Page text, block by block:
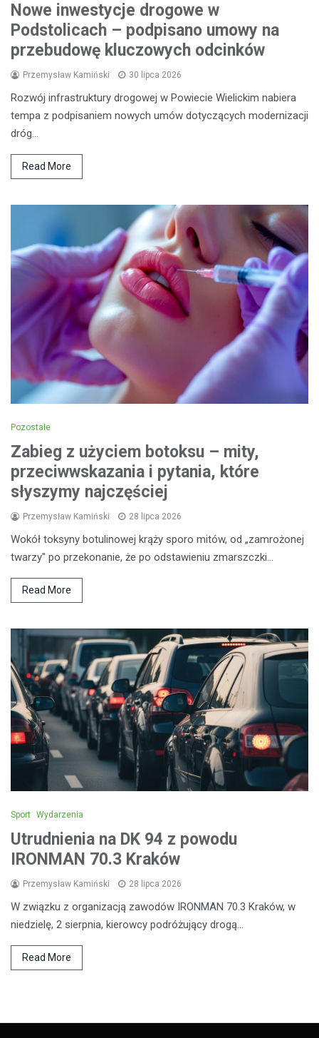
Nowe inwestycje drogowe w
Podstolicach – podpisano umowy na
przebudowę kluczowych odcinków
Przemysław Kamiński 30 lipca 2026
Rozwój infrastruktury drogowej w Powiecie Wielickim nabiera
tempa z podpisaniem nowych umów dotyczących modernizacji
dróg…
Read More
Pozostałe
Zabieg z użyciem botoksu – mity,
przeciwwskazania i pytania, które
słyszymy najczęściej
Przemysław Kamiński 28 lipca 2026
Wokół toksyny botulinowej krąży sporo mitów, od „zamrożonej
twarzy" po przekonanie, że po odstawieniu zmarszczki…
Read More
Sport Wydarzenia
Utrudnienia na DK 94 z powodu
IRONMAN 70.3 Kraków
Przemysław Kamiński 28 lipca 2026
W związku z organizacją zawodów IRONMAN 70.3 Kraków, w
niedzielę, 2 sierpnia, kierowcy podróżujący drogą…
Read More